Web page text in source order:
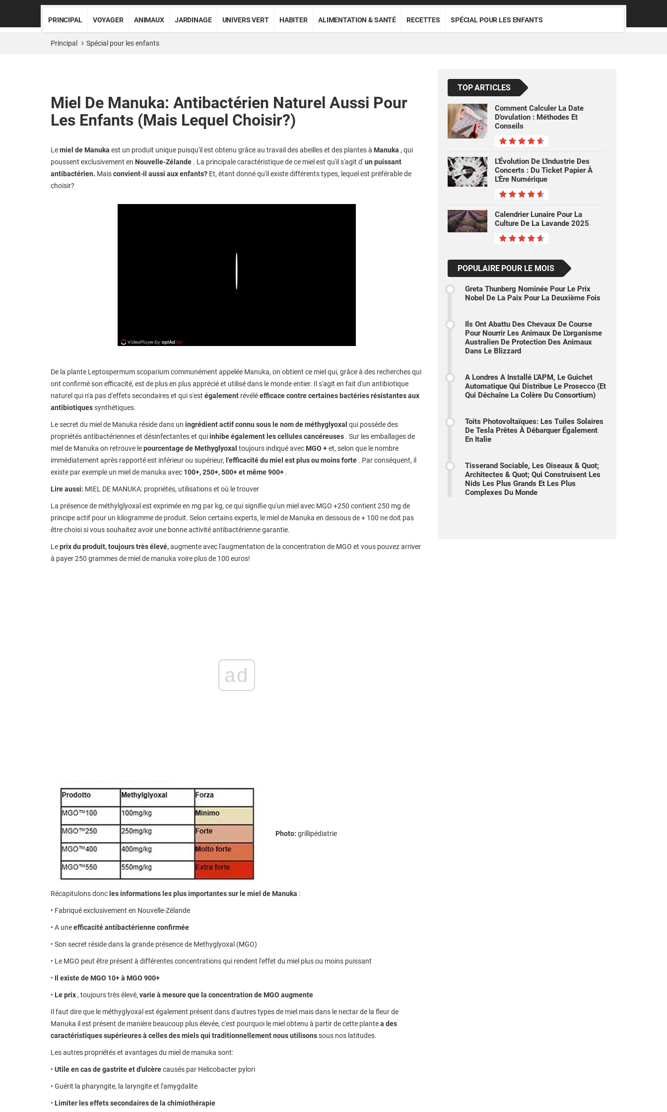
PRINCIPAL VOYAGER ANIMAUX JARDINAGE UNIVERS VERT HABITER ALIMENTATION & SANTÉ RECETTES SPÉCIAL POUR LES ENFANTS
Principal Spécial pour les enfants
Miel De Manuka: Antibactérien Naturel Aussi Pour
Les Enfants (mais Lequel Choisir?)
Lemiel de Manuka est un produit unique puisqu'il est obtenu grâce au travail des abeilles et des plantes à Manuka , qui
poussent exclusivement en Nouvelle-Zélande . La principale caractéristique de ce miel est qu'il s'agit d'un puissant
antibactérien. Maisconvient-il aussi aux enfants? Et, étant donné qu'il existe différents types, lequel est préférable de
choisir?
De la plante Leptospermum scoparium communément appelée Manuka, on obtient ce miel qui, grâce à des recherches qui
ont confirmé son efficacité, est de plus en plus apprécié et utilisé dans le monde entier. Il s'agit en fait d'un antibiotique
naturel qui n'a pas d'effets secondaires et qui s'est également révéléefficace contre certaines bactéries résistantes aux
antibiotiquessynthétiques.
Le secret du miel de Manuka réside dans un ingrédient actif connu sous le nom de méthyglyoxal qui possède des
propriétés antibactériennes et désinfectantes et quiinhibe également les cellules cancéreuses . Sur les emballages de
miel de Manuka on retrouve lepourcentage de Methyglyoxal toujours indiqué avec MGO +et, selon que le nombre
immédiatement après rapporté est inférieur ou supérieur, l'efficacité du miel est plus ou moins forte . Par conséquent, il
existe par exemple un miel de manuka avec 100+, 250+, 500+ et même 900+ .
Lire aussi: MIEL DE MANUKA: propriétés, utilisations et où le trouver
La présence de méthylglyoxal est exprimée en mg par kg, ce qui signifie qu'un miel avec MGO +250 contient 250 mg de
principe actif pour un kilogramme de produit. Selon certains experts, le miel de Manuka en dessous de + 100 ne doit pas
être choisi si vous souhaitez avoir une bonne activité antibactérienne garantie.
Leprix du produit, toujours très élevé,augmente avec l'augmentation de la concentration de MGO et vous pouvez arriver
à payer 250 grammes de miel de manuka voire plus de 100 euros!
ad
Photo: grillipédiatrie
Récapitulons donc les informations les plus importantes sur le miel de Manuka :
• Fabriqué exclusivement en Nouvelle-Zélande
• A uneefficacité antibactérienne confirmée
• Son secret réside dans la grande présence de Methyglyoxal (MGO)
• Le MGO peut être présent à différentes concentrations qui rendent l'effet du miel plus ou moins puissant
• Il existe de MGO 10+ à MGO 900+
• Le prix , toujours très élevé, varie à mesure que la concentration de MGO augmente
Il faut dire que le méthyglyoxal est également présent dans d'autres types de miel mais dans le nectar de la fleur de
Manuka il est présent de manière beaucoup plus élevée, c'est pourquoi le miel obtenu à partir de cette plantea des
caractéristiques supérieures à celles des miels qui traditionnellement nous utilisonssous nos latitudes.
Les autres propriétés et avantages du miel de manuka sont:
• Utile en cas de gastrite et d'ulcèrecausés par Helicobacter pylori
• Guérit la pharyngite, la laryngite et l'amygdalite
• Limiter les effets secondaires de la chimiothérapie
TOP ARTICLES
Comment Calculer La Date
D'ovulation : Méthodes Et
Conseils
L'Évolution De L'Industrie Des
Concerts : Du Ticket Papier À
L'Ère Numérique
Calendrier Lunaire Pour La
Culture De La Lavande 2025
POPULAIRE POUR LE MOIS
Greta Thunberg Nominée Pour Le Prix
Nobel De La Paix Pour La Deuxième Fois
Ils Ont Abattu Des Chevaux De Course
Pour Nourrir Les Animaux De L'organisme
Australien De Protection Des Animaux
Dans Le Blizzard
A Londres A Installé L'APM, Le Guichet
Automatique Qui Distribue Le Prosecco (et
Qui Déchaîne La Colère Du Consortium)
Toits Photovoltaïques: Les Tuiles Solaires
De Tesla Prêtes À Débarquer Également
En Italie
Tisserand Sociable, Les Oiseaux & Quot;
Architectes & Quot; Qui Construisent Les
Nids Les Plus Grands Et Les Plus
Complexes Du Monde